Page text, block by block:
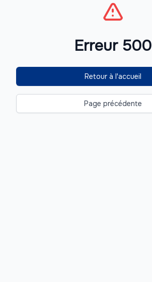
Erreur 500
Retour à l'accueil
Page précédente